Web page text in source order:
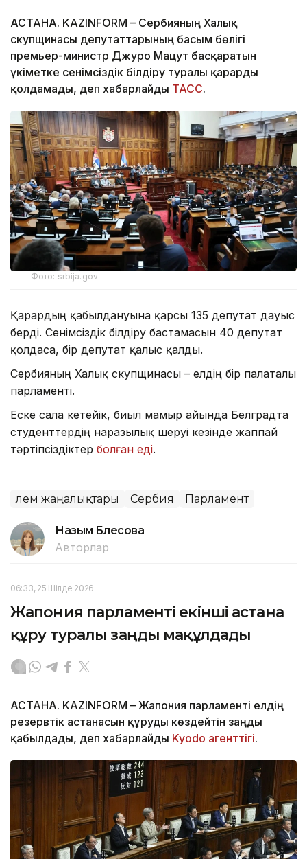
АСТАНА. KAZINFORM – Сербияның Халық
скупщинасы депутаттарының басым бөлігі
премьер-министр Джуро Мацут басқаратын
үкіметке сенімсіздік білдіру туралы қарарды
қолдамады, деп хабарлайды ТАСС.
Фото: srbija.gov
Қарардың қабылдануына қарсы 135 депутат дауыс
берді. Сенімсіздік білдіру бастамасын 40 депутат
қолдаса, бір депутат қалыс қалды.
Сербияның Халық скупщинасы – елдің бір палаталы
парламенті.
Еске сала кетейік, биыл мамыр айында Белградта
студенттердің наразылық шеруі кезінде жаппай
тәртіпсіздіктер болған еді.
Әлем жаңалықтары Сербия Парламент
Назым Бөлесова
Авторлар
06:33, 25 Шілде 2026
Жапония парламенті екінші астана
құру туралы заңды мақұлдады
АСТАНА. KAZINFORM – Жапония парламенті елдің
резервтік астанасын құруды көздейтін заңды
қабылдады, деп хабарлайды Kyodo агенттігі.